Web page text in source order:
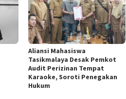
Aliansi Mahasiswa
Tasikmalaya Desak Pemkot
Audit Perizinan Tempat
Karaoke, Soroti Penegakan
Hukum